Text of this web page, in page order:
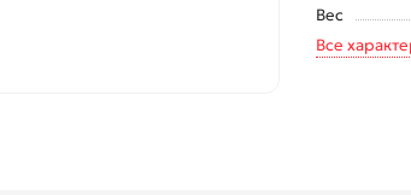
Вес
Все